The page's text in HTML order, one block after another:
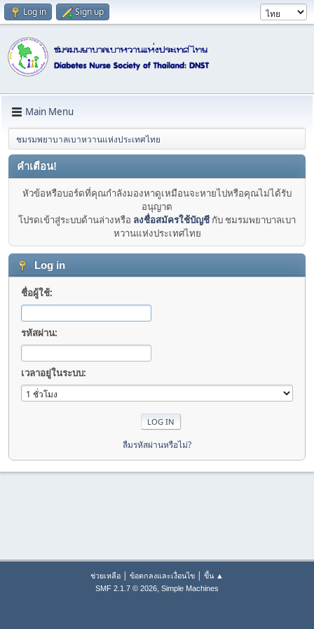
Log in Sign up
Main Menu
ชมรมพยาบาลเบาหวานแห่งประเทศไทย
คำเตือน!
หัวข้อหรือบอร์ดที่คุณกำลังมองหาดูเหมือนจะหายไปหรือคุณไม่ได้รับ
อนุญาต
โปรดเข้าสู่ระบบด้านล่างหรือ ลงชื่อสมัครใช้บัญชี กับ ชมรมพยาบาลเบา
หวานแห่งประเทศไทย
Log in
ชื่อผู้ใช้:
รหัสผ่าน:
เวลาอยู่ในระบบ:
ลืมรหัสผ่านหรือไม่?
ช่วยเหลือ | ข้อตกลงและเงื่อนไข | ขึ้น ▲
SMF 2.1.7 © 2026, Simple Machines